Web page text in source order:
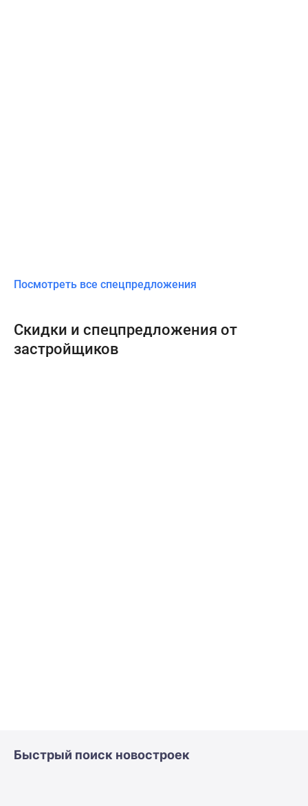
Посмотреть все спецпредложения
Скидки и спецпредложения от
застройщиков
Быстрый поиск новостроек